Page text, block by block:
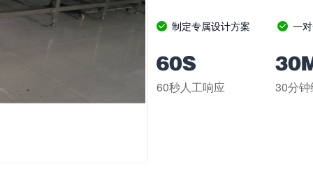
制定专属设计方案 一
60秒人工响应 30分